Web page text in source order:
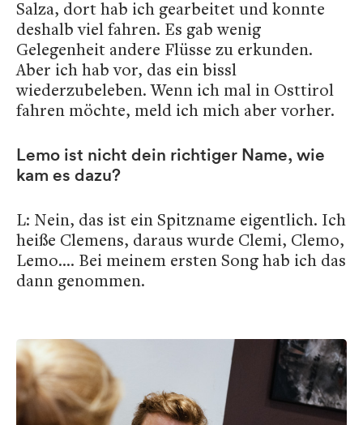
Salza, dort hab ich gearbeitet und konnte
deshalb viel fahren. Es gab wenig
Gelegenheit andere Flüsse zu erkunden.
Aber ich hab vor, das ein bissl
wiederzubeleben. Wenn ich mal in Osttirol
fahren möchte, meld ich mich aber vorher.
Lemo ist nicht dein richtiger Name, wie
kam es dazu?
L: Nein, das ist ein Spitzname eigentlich. Ich
heiße Clemens, daraus wurde Clemi, Clemo,
Lemo…. Bei meinem ersten Song hab ich das
dann genommen.